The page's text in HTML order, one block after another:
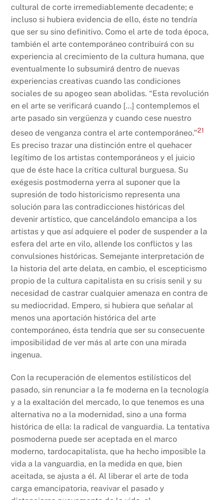
cultural de corte irremediablemente decadente; e
incluso si hubiera evidencia de ello, éste no tendría
que ser su sino definitivo. Como el arte de toda época,
también el arte contemporáneo contribuirá con su
experiencia al crecimiento de la cultura humana, que
eventualmente lo subsumirá dentro de nuevas
experiencias creativas cuando las condiciones
sociales de su apogeo sean abolidas. “Esta revolución
en el arte se verificará cuando […] contemplemos el
arte pasado sin vergüenza y cuando cese nuestro
deseo de venganza contra el arte contemporáneo.”21
Es preciso trazar una distinción entre el quehacer
legítimo de los artistas contemporáneos y el juicio
que de éste hace la crítica cultural burguesa. Su
exégesis postmoderna yerra al suponer que la
supresión de todo historicismo representa una
solución para las contradicciones históricas del
devenir artístico, que cancelándolo emancipa a los
artistas y que así adquiere el poder de suspender a la
esfera del arte en vilo, allende los conflictos y las
convulsiones históricas. Semejante interpretación de
la historia del arte delata, en cambio, el escepticismo
propio de la cultura capitalista en su crisis senil y su
necesidad de castrar cualquier amenaza en contra de
su mediocridad. Empero, si hubiera que señalar al
menos una aportación histórica del arte
contemporáneo, ésta tendría que ser su consecuente
imposibilidad de ver más al arte con una mirada
ingenua.
Con la recuperación de elementos estilísticos del
pasado, sin renunciar a la fe moderna en la tecnología
y a la exaltación del mercado, lo que tenemos es una
alternativa no a la modernidad, sino a una forma
histórica de ella: la radical de vanguardia. La tentativa
posmoderna puede ser aceptada en el marco
moderno, tardocapitalista, que ha hecho imposible la
vida a la vanguardia, en la medida en que, bien
aceitada, se ajusta a él. Al liberar el arte de toda
carga emancipatoria, reavivar el pasado y